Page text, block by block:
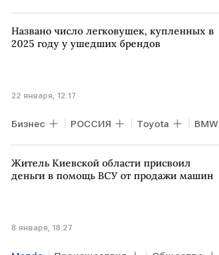
Lada Vision 4x4 Lada X-Cross 5
Lada Largus
Названо число легковушек, купленных в
2025 году у ушедших брендов
22 января, 12:17
Бизнес РОССИЯ Toyota BMW
Kia Toyota Camry BMW X5
Житель Киевской области присвоил
деньги в помощь ВСУ от продажи машин
8 января, 18:27